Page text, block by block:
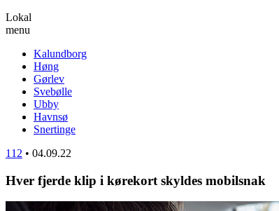
Lokal
menu
Kalundborg
Høng
Gørlev
Svebølle
Ubby
Havnsø
Snertinge
112 • 04.09.22
Hver fjerde klip i kørekort skyldes mobilsnak